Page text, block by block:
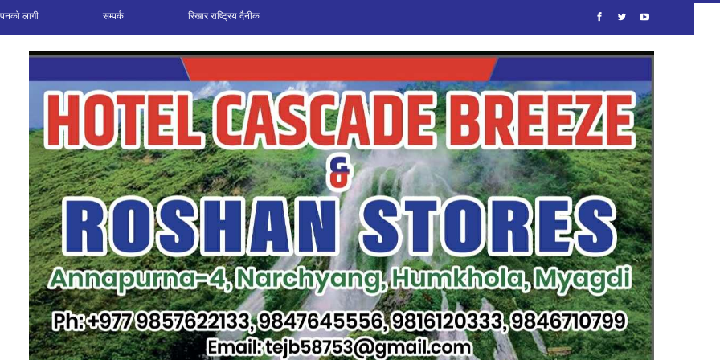
लागी सम्पर्क रिखार राष्ट्रिय दैनीक